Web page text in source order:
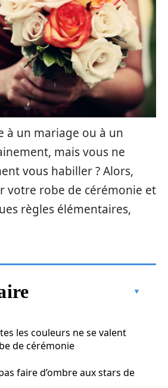
à un mariage ou à un
mais vous ne
vous habiller ? Alors,
votre robe de cérémonie et
règles élémentaires,
les couleurs ne se valent
de cérémonie
faire d’ombre aux stars de